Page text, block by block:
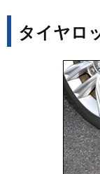
タイヤロ